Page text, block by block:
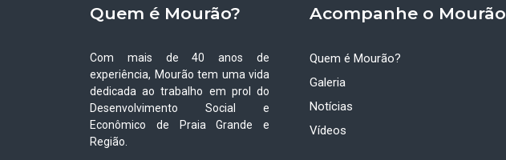
Quem é Mourão?
Com mais de 40 anos de
experiência, Mourão tem uma vida
dedicada ao trabalho em prol do
Desenvolvimento Social e
Econômico de Praia Grande e
Região.
Acompanhe o Mourão
Quem é Mourão?
Galeria
Notícias
Vídeos